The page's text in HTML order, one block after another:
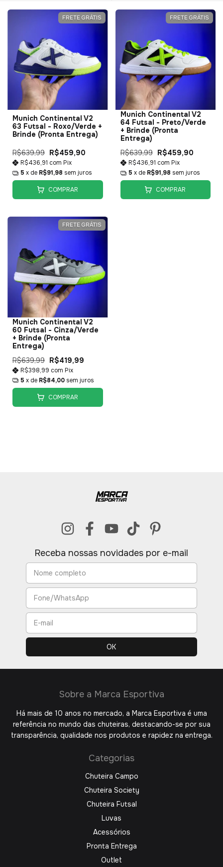
FRETE GRÁTIS
Munich Continental V2
63 Futsal - Roxo/Verde +
Brinde (Pronta Entrega)
R$639,99 R$459,90
R$436,91 com Pix
5 x de R$91,98 sem juros
COMPRAR
FRETE GRÁTIS
Munich Continental V2
64 Futsal - Preto/Verde
+ Brinde (Pronta
Entrega)
R$639,99 R$459,90
R$436,91 com Pix
5 x de R$91,98 sem juros
COMPRAR
FRETE GRÁTIS
Munich Continental V2
60 Futsal - Cinza/Verde
+ Brinde (Pronta
Entrega)
R$639,99 R$419,99
R$398,99 com Pix
5 x de R$84,00 sem juros
COMPRAR
Receba nossas novidades por e-mail
Sobre a Marca Esportiva
Há mais de 10 anos no mercado, a Marca Esportiva é uma
referência no mundo das chuteiras, destacando-se por sua
transparência, qualidade nos produtos e rapidez na entrega.
Categorias
Chuteira Campo
Chuteira Society
Chuteira Futsal
Luvas
Acessórios
Pronta Entrega
Outlet